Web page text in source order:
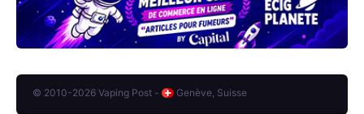
© 2010-2026 Vaping Post - Genève, Suisse